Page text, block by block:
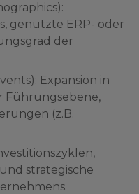
genutzte ERP- oder
der
Expansion in
Führungsebene,
(z.B.
strategische